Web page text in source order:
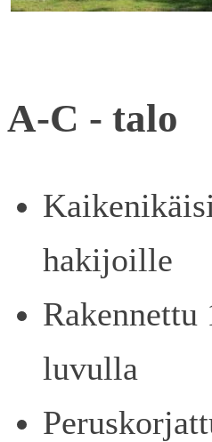
A-C - talo
hakijoille
Rakennettu
luvulla